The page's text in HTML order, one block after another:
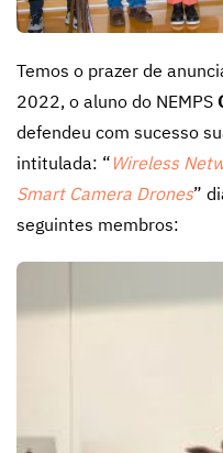
Temos o prazer de
2022, o aluno do NEMPS
defendeu com sucesso
intitulada: “ Wireless
Smart Camera Drones”
seguintes membros: